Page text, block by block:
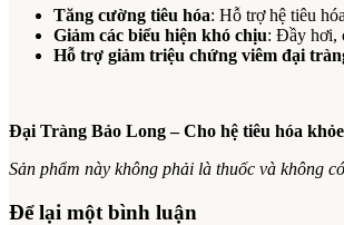
Tăng cường tiêu hóa: Hỗ trợ hệ tiêu
Giảm các biểu hiện khó chịu: Đầy hơi,
Hỗ trợ giảm triệu chứng viêm đại
Đại Tràng Bảo Long – Cho hệ tiêu hóa
Sản phẩm này không phải là thuốc và không
Để lại một bình luận